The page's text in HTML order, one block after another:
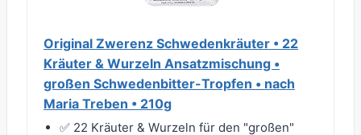
Original Zwerenz Schwedenkräuter • 22
Kräuter & Wurzeln Ansatzmischung •
großen Schwedenbitter-Tropfen • nach
Maria Treben • 210g
✅ 22 Kräuter & Wurzeln für den "großen"